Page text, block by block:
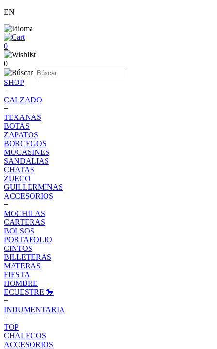
EN
0
0
SHOP
+
CALZADO
+
TEXANAS
BOTAS
ZAPATOS
BORCEGOS
MOCASINES
SANDALIAS
CHATAS
ZUECO
GUILLERMINAS
ACCESORIOS
+
MOCHILAS
CARTERAS
BOLSOS
PORTAFOLIO
CINTOS
BILLETERAS
MATERAS
FIESTA
HOMBRE
ECUESTRE 🐎
+
INDUMENTARIA
+
TOP
CHALECOS
ACCESORIOS